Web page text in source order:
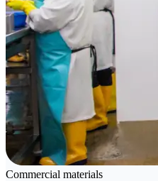
Commercial materials